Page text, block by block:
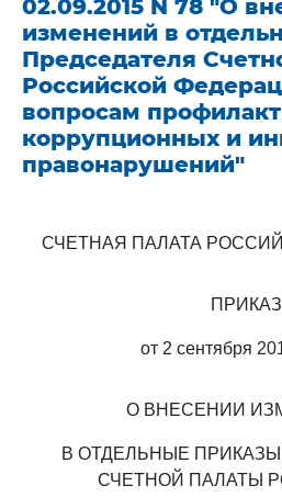
02.09.2015 N 78 "О
изменений в
Председателя
Российской
вопросам
коррупционных и
правонарушений"
СЧЕТНАЯ ПАЛАТА
ПРИКАЗ
от 2 сентября
О ВНЕСЕНИИ
В ОТДЕЛЬНЫЕ
СЧЕТНОЙ ПАЛАТЫ